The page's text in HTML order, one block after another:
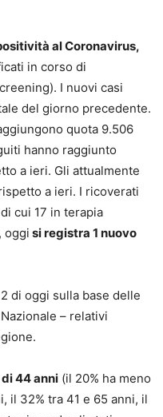
al Coronavirus,
in corso di
I nuovi casi
del giorno precedente.
quota 9.506
hanno raggiunto
a ieri. Gli attualmente
a ieri. I ricoverati
cui 17 in terapia
oggi si registra 1 nuovo
di oggi sulla base delle
– relativi
di 44 anni (il 20% ha meno
il 32% tra 41 e 65 anni, il